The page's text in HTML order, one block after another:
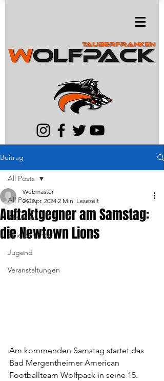
Beitrag
All Posts
Aktuelles
Spielberichte
Jugend
Veranstaltungen
All Posts
Auftaktgegner am Samstag:
die Newtown Lions
Webmaster
24. Apr. 2024 2 Min. Lesezeit
Am kommenden Samstag startet das
Bad Mergentheimer American
Footballteam Wolfpack in seine 15.